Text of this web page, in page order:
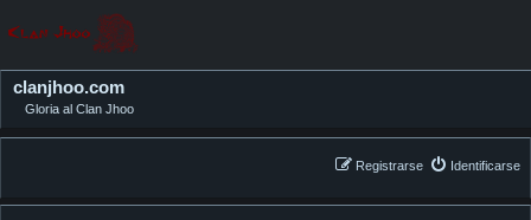
clanjhoo.com
Gloria al Clan Jhoo
Identificarse
Registrarse